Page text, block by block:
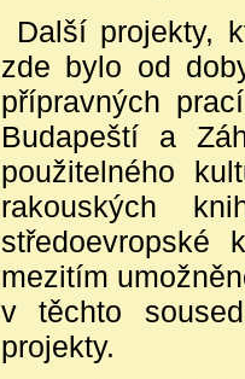
Další projekty,
zde bylo od
přípravných
Budapeští a
použitelného
rakouských
středoevropské
mezitím
v těchto
projekty.